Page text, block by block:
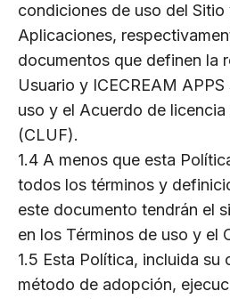
condiciones de uso del Sitio
Aplicaciones,
documentos que definen la
Usuario y ICECREAM
uso y el Acuerdo de
(CLUF).
1.4 A menos que esta
todos los términos y
este documento tendrán el
en los Términos de uso y el
1.5 Esta Política, incluida su
método de adopción,